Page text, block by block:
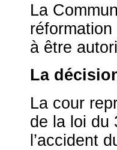
La
à être
La
La cour
de la loi du
l’accident